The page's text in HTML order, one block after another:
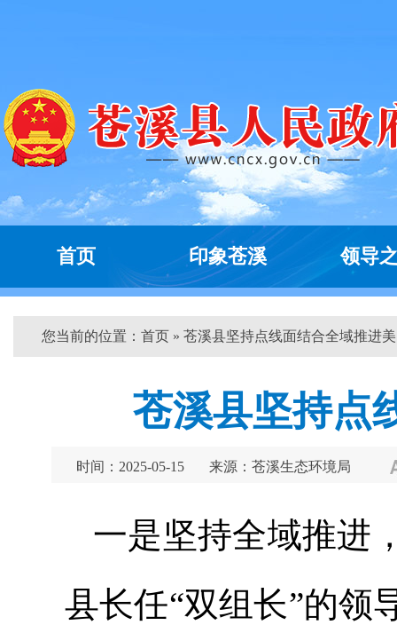
首页 印象苍溪 领导
您当前的位置： 首页 » 苍溪县坚持点线面结合全域推进
苍溪县坚持点
时间：2025-05-15 来源：苍溪生态环境局
一是坚持全域推进
县长任“双组长”的领